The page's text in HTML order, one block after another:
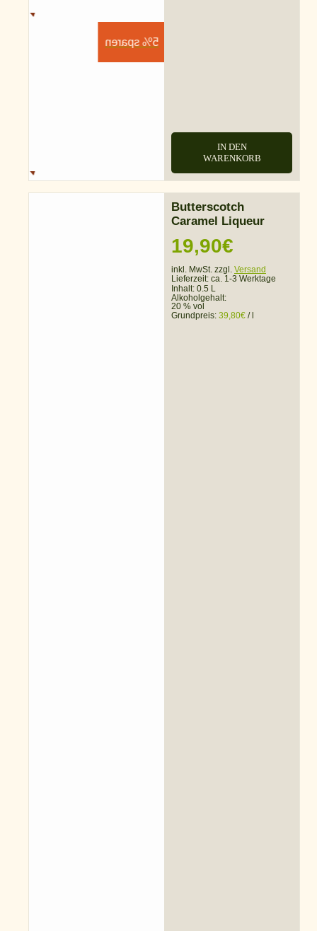
5% sparen
IN DEN
WARENKORB
Butterscotch
Caramel Liqueur
19,90€
inkl. MwSt. zzgl. Versand
Lieferzeit: ca. 1-3 Werktage
Inhalt: 0.5 L
Alkoholgehalt:
20 % vol
Grundpreis: 39,80€ /